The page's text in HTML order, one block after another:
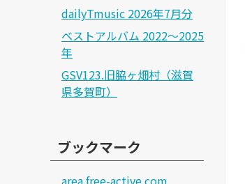
dailyTmusic 2026年7月分
ベストアルバム 2022～2025
年
GSV123.旧脇ヶ畑村（滋賀
県多賀町）
ブックマーク
area.free-active.com